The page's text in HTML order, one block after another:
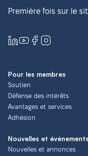
Première fois sur le
Pour les membres
Soutien
Défense des intérêts
Avantages et services
Adhésion
Nouvelles et événements
Nouvelles et annonces